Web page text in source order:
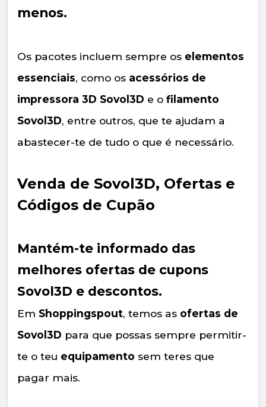
menos.
Os pacotes incluem sempre os elementos
essenciais, como os acessórios de
impressora 3D Sovol3D e o filamento
Sovol3D, entre outros, que te ajudam a
abastecer-te de tudo o que é necessário.
Venda de Sovol3D, Ofertas e
Códigos de Cupão
Mantém-te informado das
melhores ofertas de cupons
Sovol3D e descontos.
Em Shoppingspout, temos as ofertas de
Sovol3D para que possas sempre permitir-
te o teu equipamento sem teres que
pagar mais.